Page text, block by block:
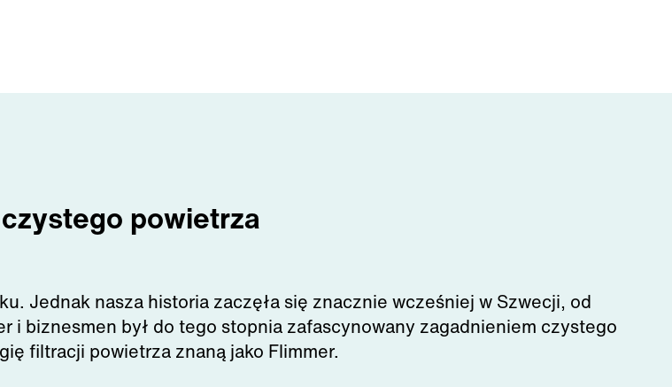
powietrza
Jednak nasza historia zaczęła się znacznie wcześniej w Szwecji, od
i biznesmen był do tego stopnia zafascynowany zagadnieniem czystego
filtracji powietrza znaną jako Flimmer.